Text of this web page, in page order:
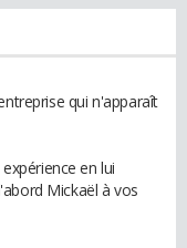
qui n'apparaît
en lui
Mickaël à vos